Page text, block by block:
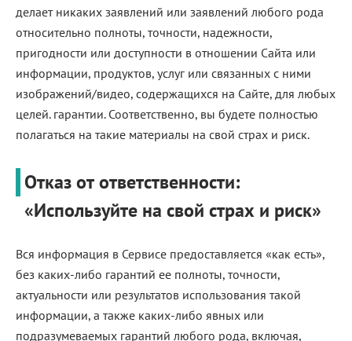
делает никаких заявлений или заявлений любого рода
относительно полноты, точности, надежности,
пригодности или доступности в отношении Сайта или
информации, продуктов, услуг или связанных с ними
изображений/видео, содержащихся на Сайте, для любых
целей. гарантии. Соответственно, вы будете полностью
полагаться на такие материалы на свой страх и риск.
Отказ от ответственности:
«Используйте на свой страх и риск»
Вся информация в Сервисе предоставляется «как есть»,
без каких-либо гарантий ее полноты, точности,
актуальности или результатов использования такой
информации, а также каких-либо явных или
подразумеваемых гарантий любого рода, включая,